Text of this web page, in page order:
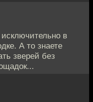
в
А то знаете
зверей без